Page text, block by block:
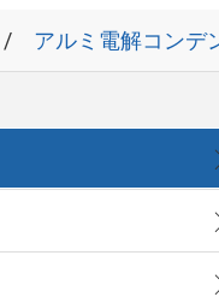
アルミ電解コンデ